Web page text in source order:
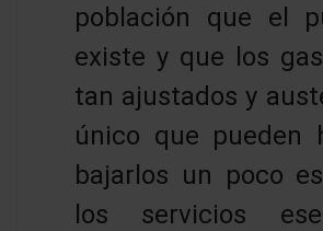
población que el
existe y que los
tan ajustados y
único que pueden
bajarlos un poco
los servicios